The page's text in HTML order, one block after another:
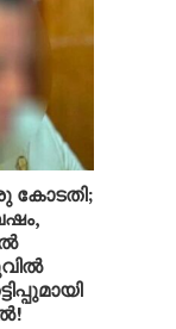
കോടതി;